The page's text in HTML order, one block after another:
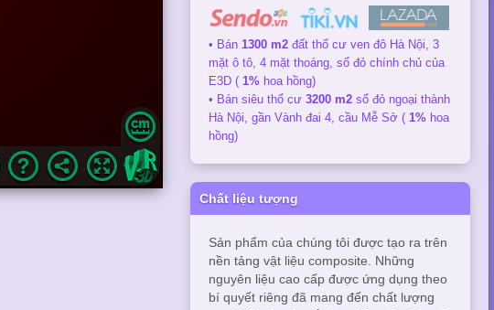
• Bán 1300 m2đất thổ cư ven đô Hà Nội, 3
mặt ô tô, 4 mặt thoáng, sổ đỏ chính chủ của
E3D ( 1%hoa hồng)
• Bán siêu thổ cư 3200 m2sổ đỏ ngoại thành
Hà Nội, gần Vành đai 4, cầu Mễ Sở ( 1%hoa
hồng)
Chất liệu tượng
Sản phẩm của chúng tôi được tạo ra trên
nền tảng vật liệu composite. Những
nguyên liệu cao cấp được ứng dụng theo
bí quyết riêng đã mang đến chất lượng